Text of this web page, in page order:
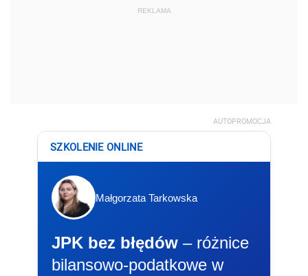
REKLAMA
AUTOPROMOCJA
SZKOLENIE ONLINE
Małgorzata Tarkowska
JPK bez błędów – różnice
bilansowo-podatkowe w